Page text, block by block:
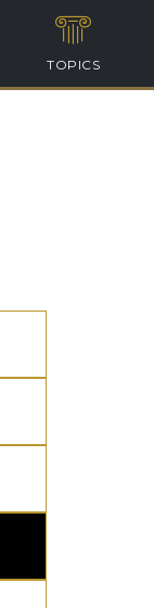
TOPICS